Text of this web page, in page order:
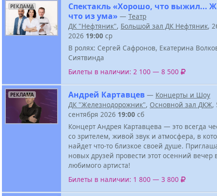
РЕКЛАМА
Спектакль «Хорошо, что выжил...
что из ума» — Театр
ДК "Нефтяник", Большой зал ДК Нефтяник,
2026 19:00 ср
В ролях: Сергей Сафронов, Екатерина
Сиятвинда
Билеты в наличии: 2 100 — 8 500
РЕКЛАМА Андрей Картавцев — Концерты и Шоу
ДК "Железнодорожник", Основной зал ДКЖ,
сентября 2026 19:00 сб
Концерт Андрея Картавцева — это всегда
со зрителем, живой звук и атмосфера, в
найдет что-то близкое своей душе.
новых друзей провести этот осенний вечер
любимого артиста!
Билеты в наличии: 1 800 — 3 800